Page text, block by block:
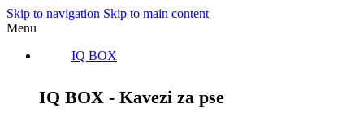
Skip to navigation Skip to main content
Menu
IQ BOX
IQ BOX - Kavezi za pse